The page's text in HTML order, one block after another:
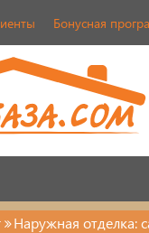
Бонусная
Наружная отделка: